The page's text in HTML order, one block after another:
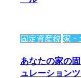
固定資産税 家・
あなたの家の
ュレーション